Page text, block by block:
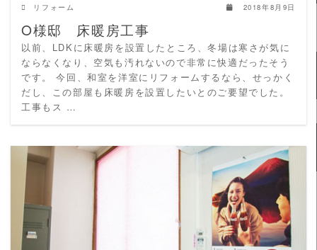
リフォーム 2018年8月9日
O様邸 床暖房工事
以前、LDKに床暖房を設置したところ、冬場は寒さが気に
ならなくなり、空気も汚れないので非常に快適だったそう
です。 今回、和室を洋室にリフォームするなら、せっかく
だし、この部屋も床暖房を設置したいとのご要望でした。
工事もス …
READ MORE